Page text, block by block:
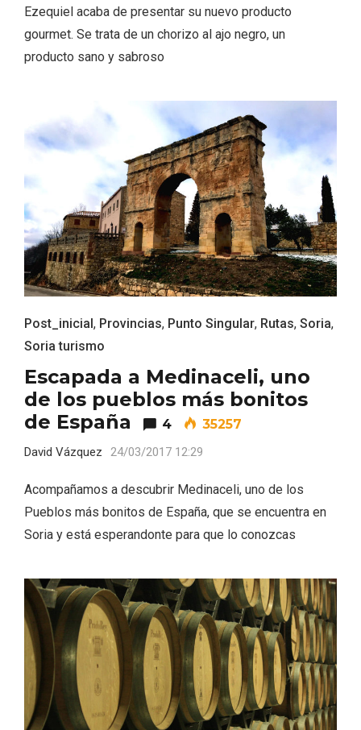
Ezequiel acaba de presentar su nuevo producto
gourmet. Se trata de un chorizo al ajo negro, un
producto sano y sabroso
Post_inicial, Provincias, Punto Singular, Rutas, Soria,
Soria turismo
Escapada a Medinaceli, uno
de los pueblos más bonitos
de España
4 35257
David Vázquez 24/03/2017 12:29
Acompañamos a descubrir Medinaceli, uno de los
Pueblos más bonitos de España, que se encuentra en
Soria y está esperandonte para que lo conozcas
Fiesta de Primavera 2026 en la Ruta del
Vino de Cigales
Enoturismo visitando la Bodega Museo
La Olmilla, en Peñafiel